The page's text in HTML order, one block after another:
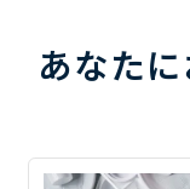
あなた